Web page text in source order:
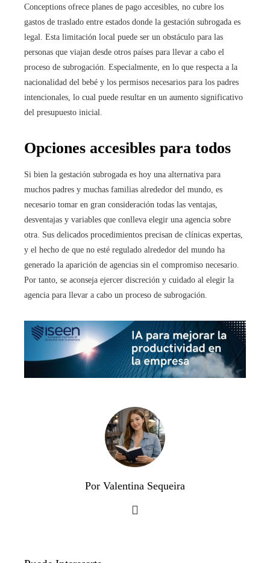
Conceptions ofrece planes de pago accesibles, no cubre los
gastos de traslado entre estados donde la gestación subrogada es
legal. Esta limitación local puede ser un obstáculo para las
personas que viajan desde otros países para llevar a cabo el
proceso de subrogación. Especialmente, en lo que respecta a la
nacionalidad del bebé y los permisos necesarios para los padres
intencionales, lo cual puede resultar en un aumento significativo
del presupuesto inicial.
Opciones accesibles para todos
Si bien la gestación subrogada es hoy una alternativa para
muchos padres y muchas familias alrededor del mundo, es
necesario tomar en gran consideración todas las ventajas,
desventajas y variables que conlleva elegir una agencia sobre
otra. Sus delicados procedimientos precisan de clínicas expertas,
y el hecho de que no esté regulado alrededor del mundo ha
generado la aparición de agencias sin el compromiso necesario.
Por tanto, se aconseja ejercer discreción y cuidado al elegir la
agencia para llevar a cabo un proceso de subrogación.
Por Valentina Sequeira